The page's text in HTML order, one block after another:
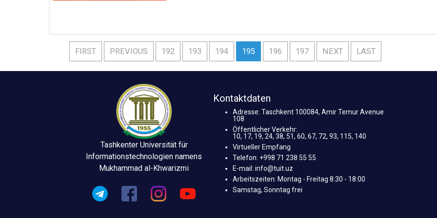
FIRST PREVIOUS 192 193 194 195 196 197 NEXT LAST
Tashkenter Universität für
Informationstechnologien namens
Mukhammad al-Khwarizmi
Kontaktdaten
Adresse: Taschkent 100084, Amir Temur Avenue
108
Öffentlicher Verkehr:
10, 17, 19, 24, 38, 51, 60, 67, 72, 93, 115, 140
Virtueller Empfang
Telefon: +998 71 238 55 55
E-mail: info@tuit.uz
Arbeitszeiten: Montag - Freitag 8:30 - 18:00
Samstag, Sonntag frei